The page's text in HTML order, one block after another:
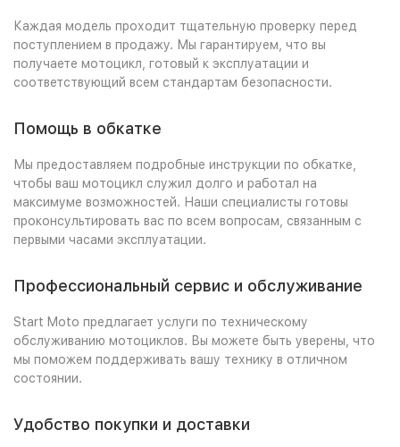
Каждая модель проходит тщательную проверку перед
поступлением в продажу. Мы гарантируем, что вы
получаете мотоцикл, готовый к эксплуатации и
соответствующий всем стандартам безопасности.
Помощь в обкатке
Мы предоставляем подробные инструкции по обкатке,
чтобы ваш мотоцикл служил долго и работал на
максимуме возможностей. Наши специалисты готовы
проконсультировать вас по всем вопросам, связанным с
первыми часами эксплуатации.
Профессиональный сервис и обслуживание
Start Moto предлагает услуги по техническому
обслуживанию мотоциклов. Вы можете быть уверены, что
мы поможем поддерживать вашу технику в отличном
состоянии.
Удобство покупки и доставки